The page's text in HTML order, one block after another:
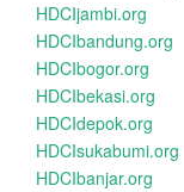
HDCIjambi.org
HDCIbandung.org
HDCIbogor.org
HDCIbekasi.org
HDCIdepok.org
HDCIsukabumi.org
HDCIbanjar.org